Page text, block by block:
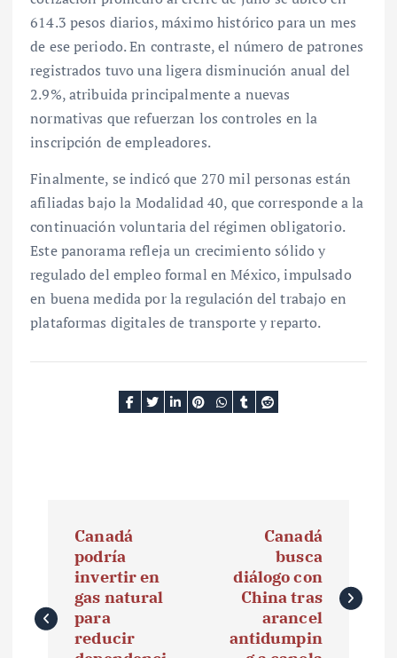
614.3 pesos diarios, máximo histórico para un mes
de ese periodo. En contraste, el número de patrones
registrados tuvo una ligera disminución anual del
2.9%, atribuida principalmente a nuevas
normativas que refuerzan los controles en la
inscripción de empleadores.
Finalmente, se indicó que 270 mil personas están
afiliadas bajo la Modalidad 40, que corresponde a la
continuación voluntaria del régimen obligatorio.
Este panorama refleja un crecimiento sólido y
regulado del empleo formal en México, impulsado
en buena medida por la regulación del trabajo en
plataformas digitales de transporte y reparto.
e
Canadá
podría
invertir en
gas natural
para
reducir
Canadá
busca
diálogo con
China tras
arancel
antidumpin